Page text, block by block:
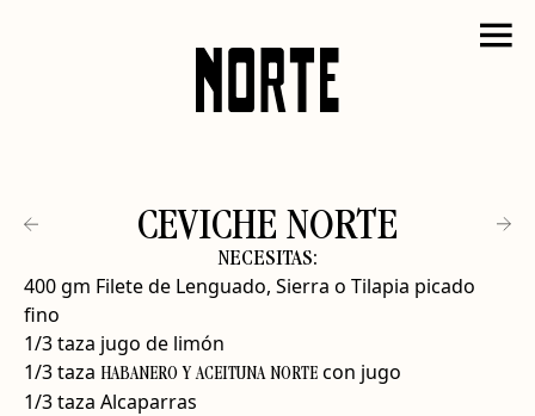
CEVICHE NORTE
NECESITAS:
400 gm Filete de Lenguado, Sierra o Tilapia picado
fino
1/3 taza jugo de limón
1/3 taza HABANERO Y ACEITUNA NORTE con jugo
1/3 taza Alcaparras